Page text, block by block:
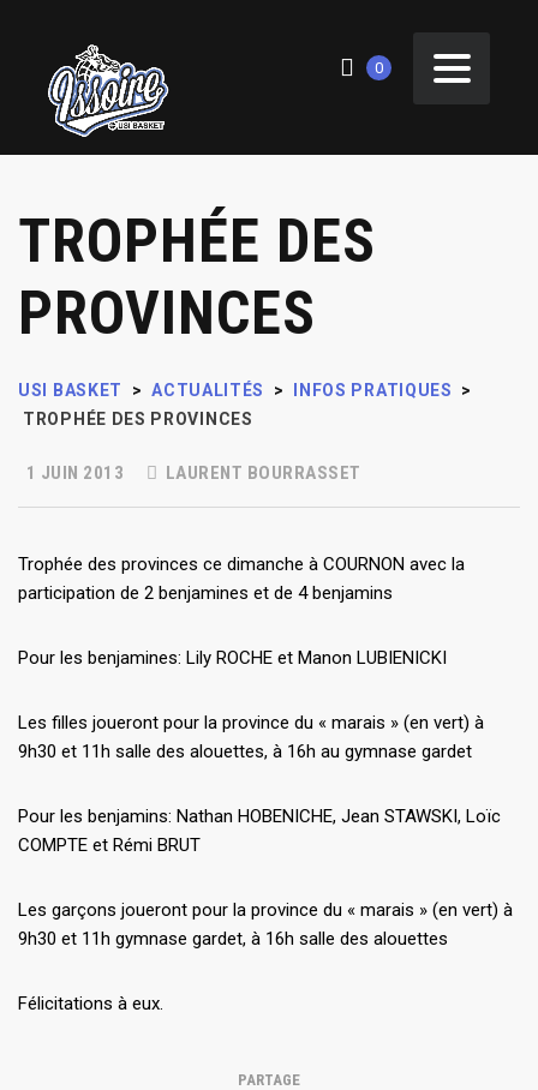
0
TROPHÉE DES
PROVINCES
USI BASKET > ACTUALITÉS > INFOS PRATIQUES
>
TROPHÉE DES PROVINCES
1 JUIN 2013 LAURENT BOURRASSET
Trophée des provinces ce dimanche à COURNON avec la
participation de 2 benjamines et de 4 benjamins
Pour les benjamines: Lily ROCHE et Manon LUBIENICKI
Les filles joueront pour la province du « marais » (en vert) à
9h30 et 11h salle des alouettes, à 16h au gymnase gardet
Pour les benjamins: Nathan HOBENICHE, Jean STAWSKI, Loïc
COMPTE et Rémi BRUT
Les garçons joueront pour la province du « marais » (en vert) à
9h30 et 11h gymnase gardet, à 16h salle des alouettes
Félicitations à eux.
PARTAGE